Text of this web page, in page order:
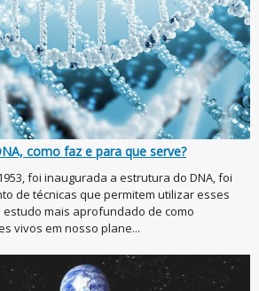
como faz e para que serve?
foi inaugurada a estrutura do DNA, foi
de técnicas que permitem utilizar esses
mais aprofundado de como
vivos em nosso plane...